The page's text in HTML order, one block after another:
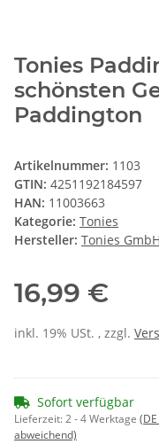
Tonies
schönsten
Paddington
Artikelnummer: 1103
GTIN: 4251192184597
HAN: 11003663
Kategorie: Tonies
Hersteller: Tonies GmbH
16,99 €
inkl. 19% USt. , zzgl.
Sofort verfügbar
Lieferzeit:2 - 4 Werktage
abweichend)